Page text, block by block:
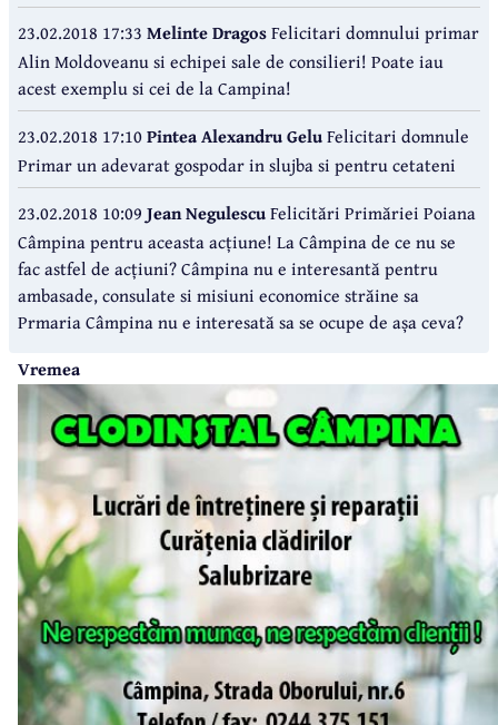
23.02.2018 17:33 Melinte DragosFelicitari domnului primar
Alin Moldoveanu si echipei sale de consilieri! Poate iau
acest exemplu si cei de la Campina!
23.02.2018 17:10Pintea Alexandru GeluFelicitari domnule
Primar un adevarat gospodar in slujba si pentru cetateni
23.02.2018 10:09 Jean NegulescuFelicitări Primăriei Poiana
Câmpina pentru aceasta acțiune! La Câmpina de ce nu se
fac astfel de acțiuni? Câmpina nu e interesantă pentru
ambasade, consulate si misiuni economice străine sa
Prmaria Câmpina nu e interesată sa se ocupe de așa ceva?
Vremea